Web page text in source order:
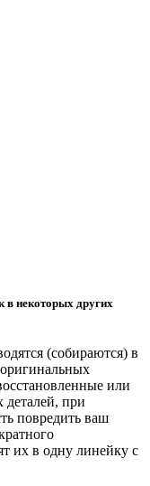
в некоторых других
(собираются) в
или
деталей, при
повредить ваш
их в одну линейку с